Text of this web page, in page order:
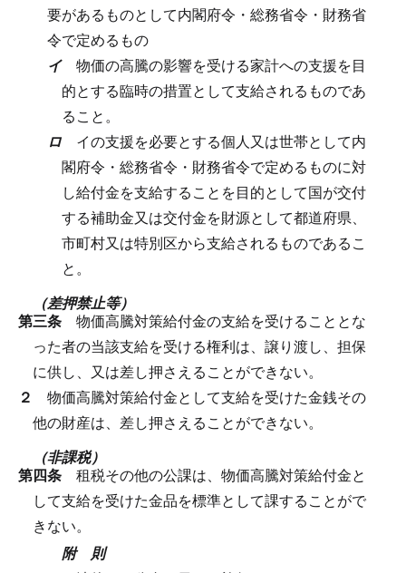
要があるものとして内閣府令・総務省令・財務省
令で定めるもの
イ 物価の高騰の影響を受ける家計への支援を目
的とする臨時の措置として支給されるものであ
ること。
ロ イの支援を必要とする個人又は世帯として内
閣府令・総務省令・財務省令で定めるものに対
し給付金を支給することを目的として国が交付
する補助金又は交付金を財源として都道府県、
市町村又は特別区から支給されるものであるこ
と。
（差押禁止等）
第三条 物価高騰対策給付金の支給を受けることとな
った者の当該支給を受ける権利は、譲り渡し、担保
に供し、又は差し押さえることができない。
２ 物価高騰対策給付金として支給を受けた金銭その
他の財産は、差し押さえることができない。
（非課税）
第四条 租税その他の公課は、物価高騰対策給付金と
して支給を受けた金品を標準として課することがで
きない。
附 則